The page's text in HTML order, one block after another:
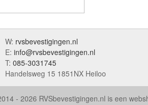
W: rvsbevestigingen.nl
E: info@rvsbevestigingen.nl
T: 085-3031745
Handelsweg 15 1851NX Heiloo
- 2026 RVSbevestigingen.nl is een